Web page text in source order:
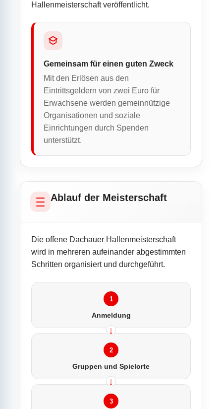
Hallenmeisterschaft veröffentlicht.
Gemeinsam für einen guten Zweck
Mit den Erlösen aus den
Eintrittsgeldern von zwei Euro für
Erwachsene werden gemeinnützige
Organisationen und soziale
Einrichtungen durch Spenden
unterstützt.
Ablauf der Meisterschaft
Die offene Dachauer Hallenmeisterschaft
wird in mehreren aufeinander abgestimmten
Schritten organisiert und durchgeführt.
1
Anmeldung
2
Gruppen und Spielorte
3